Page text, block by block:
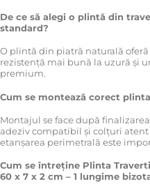
De ce să alegi o plintă din
standard?
O plintă din piatră naturală
rezistență mai bună la uzură și
premium.
Cum se montează corect
Montajul se face după
adeziv compatibil și colțuri
etanșarea perimetrală este
Cum se întreține Plinta
60 x 7 x 2 cm – 1 lungime